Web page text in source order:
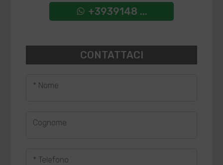
+3939148 ...
CONTATTACI
* Nome
Cognome
* Telefono